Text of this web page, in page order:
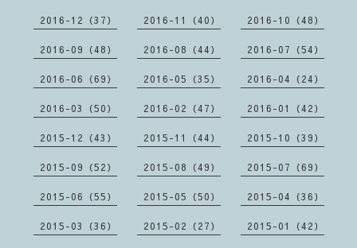
2016-12（37） 2016-11（40） 2016-10（48）
2016-09（48） 2016-08（44） 2016-07（54）
2016-06（69） 2016-05（35） 2016-04（24）
2016-03（50） 2016-02（47） 2016-01（42）
2015-12（43） 2015-11（44） 2015-10（39）
2015-09（52） 2015-08（49） 2015-07（69）
2015-06（55） 2015-05（50） 2015-04（36）
2015-03（36） 2015-02（27） 2015-01（42）